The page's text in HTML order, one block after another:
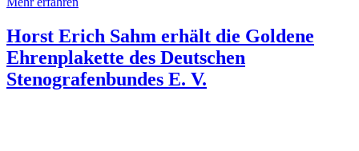
Horst Erich Sahm erhält die Goldene
Ehrenplakette des Deutschen
Stenografenbundes E. V.